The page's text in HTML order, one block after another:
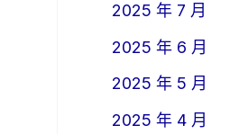
2025 年 7 月
2025 年 6 月
2025 年 5 月
2025 年 4 月